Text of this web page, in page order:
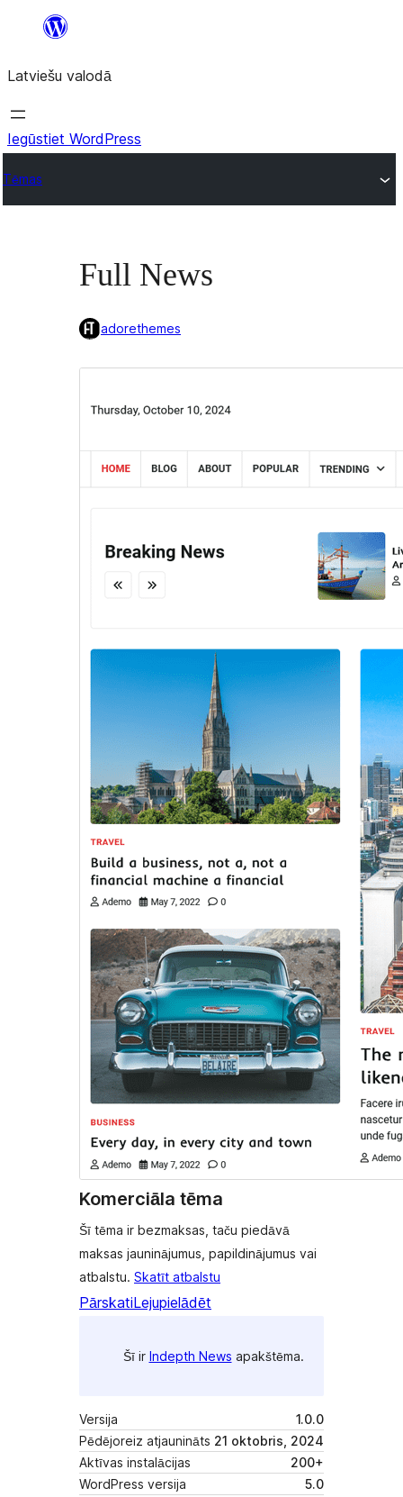
Pāriet
saturu
Latviešu valodā
Iegūstiet WordPress
Tēmas
Full News
adorethemes
Komerciāla tēma
Šī tēma ir bezmaksas, taču piedāvā
maksas jauninājumus, papildinājumus vai
atbalstu. Skatīt atbalstu
PārskatiLejupielādēt
Šī ir Indepth News apakštēma.
Versija
1.0.0
Pēdējoreiz atjaunināts 21 oktobris, 2024
Aktīvas instalācijas
200+
WordPress versija
5.0